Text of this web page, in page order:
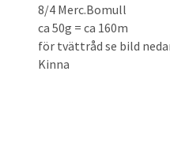
8/4 Merc.Bomull
ca 50g = ca 160m
för tvättråd se bild
Kinna